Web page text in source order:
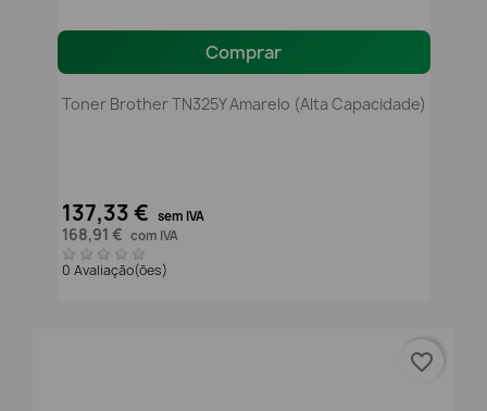
Comprar
Toner Brother TN325Y Amarelo (alta Capacidade)
137,33 € sem IVA
168,91 € com IVA
0 Avaliação(ões)
favorite_border